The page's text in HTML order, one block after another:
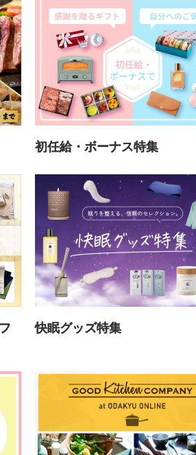
初任給・ボーナス特集
快眠グッズ特集